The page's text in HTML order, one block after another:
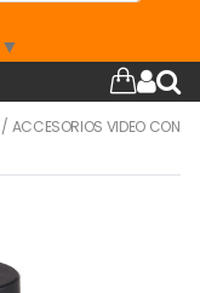
▼
/ ACCESORIOS VIDEO CON